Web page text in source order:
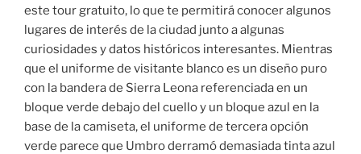
este tour gratuito, lo que te permitirá conocer algunos
lugares de interés de la ciudad junto a algunas
curiosidades y datos históricos interesantes. Mientras
que el uniforme de visitante blanco es un diseño puro
con la bandera de Sierra Leona referenciada en un
bloque verde debajo del cuello y un bloque azul en la
base de la camiseta, el uniforme de tercera opción
verde parece que Umbro derramó demasiada tinta azul